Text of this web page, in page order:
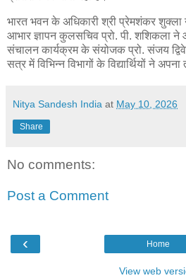
भारत भवन के अधिकारी श्री प्रेमशंकर शुक्ला
आभार ज्ञापन कुलसचिव प्रो. पी. शशिकला ने
संचालन कार्यक्रम के संयोजक प्रो. संजय
सत्र में विभिन्न विभागों के विद्यार्थियों ने
Nitya Sandesh India at May 10, 2026
Share
No comments:
Post a Comment
‹ Home
View web